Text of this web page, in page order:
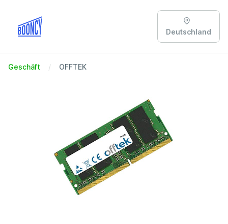
Deutschland
Geschäft OFFTEK